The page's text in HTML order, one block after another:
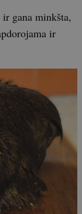
gana minkšta,
ir